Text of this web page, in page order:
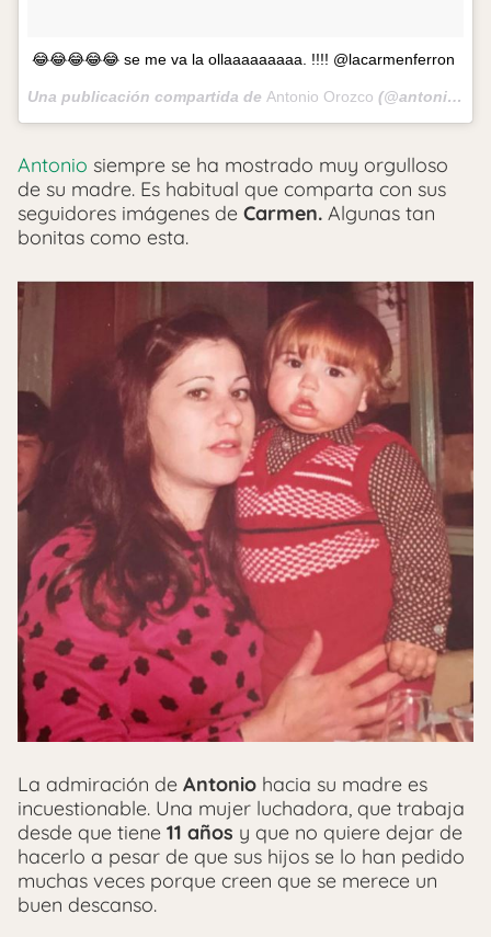
😂😂😂😂😂 se me va la ollaaaaaaaaa. !!!! @lacarmenferron
Una publicación compartida de Antonio Orozco (@antoniorozco10) el
Antonio siempre se ha mostrado muy orgulloso
de su madre. Es habitual que comparta con sus
seguidores imágenes de Carmen. Algunas tan
bonitas como esta.
La admiración de Antonio hacia su madre es
incuestionable. Una mujer luchadora, que trabaja
desde que tiene 11 años y que no quiere dejar de
hacerlo a pesar de que sus hijos se lo han pedido
muchas veces porque creen que se merece un
buen descanso.